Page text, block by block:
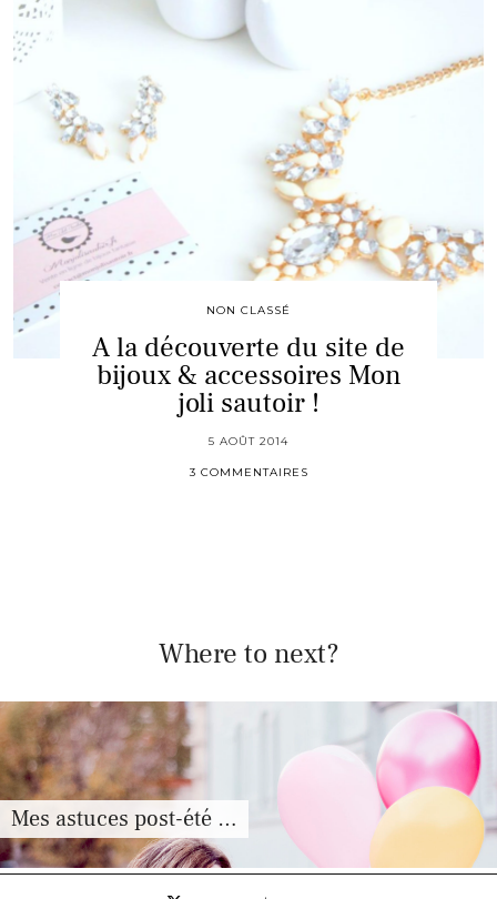
NON CLASSÉ
A la découverte du site de
bijoux & accessoires Mon
joli sautoir !
5 AOÛT 2014
3 COMMENTAIRES
Where to next?
Comment choisir la robe …